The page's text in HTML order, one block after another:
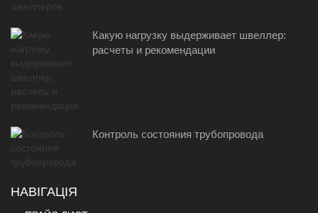
Какую нагрузку выдерживает швеллер:
расчеты и рекомендации
Контроль состояния трубопровода
НАВІГАЦІЯ